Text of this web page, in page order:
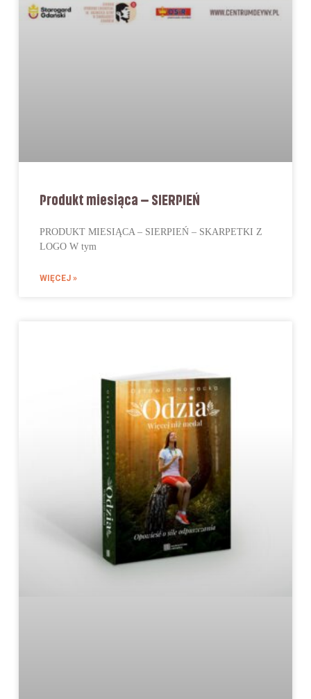
Produkt miesiąca – SIERPIEŃ
PRODUKT MIESIĄCA – SIERPIEŃ – SKARPETKI Z
LOGO W tym
WIĘCEJ »